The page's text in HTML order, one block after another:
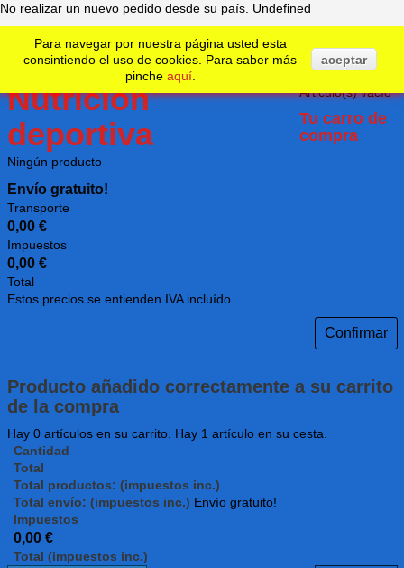
No realizar un nuevo pedido desde su país. Undefined
Articulo
Articulo(s) vacío
Tu carro de
compra
Ningún producto
Envío gratuito!
Transporte
0,00 €
Impuestos
0,00 €
Total
Estos precios se entienden IVA incluído
Confirmar
Producto añadido correctamente a su carrito
de la compra
Hay 0artículos en su carrito. Hay 1 artículo en su cesta.
Cantidad
Total
Total productos: (impuestos inc.)
Total envío: (impuestos inc.) Envío gratuito!
Impuestos
0,00 €
Total (impuestos inc.)
Para navegar por nuestra página usted esta
consintiendo el uso de cookies. Para saber más
pinche aquí.
aceptar